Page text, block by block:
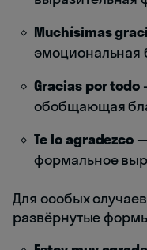
Muchísimas
эмоциональная
Gracias por todo
обобщающая
Te lo agradezco
формальное
Для особых
развёрнутые